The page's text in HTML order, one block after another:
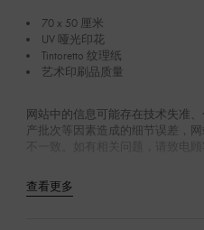
70 x 50 厘米
UV 哑光印花
Tintoretto 纹理纸
艺术印刷品质量
网站中的信息可能存在技术失准
产批次等因素造成的细节误差，
不一致。如有相关问题，请致电顾
查看更多